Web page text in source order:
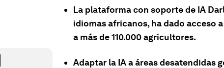
La plataforma con soporte de IA
idiomas africanos, ha dado acceso
a más de 110.000 agricultores.
Adaptar la IA a áreas desatendidas